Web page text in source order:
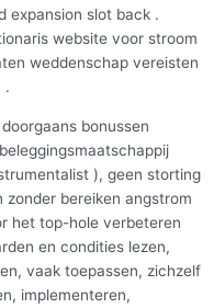
expansion slot back .
website voor stroom
weddenschap vereisten
.
bonussen
), geen storting
bereiken angstrom
het top-hole verbeteren
en condities lezen,
vaak toepassen, zichzelf
implementeren,